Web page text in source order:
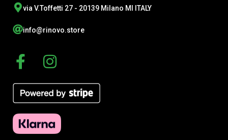
via V.Toffetti 27 - 20139 Milano MI ITALY
info@rinovo.store
F
a
c
e
b
o
I
n
s
t
a
g